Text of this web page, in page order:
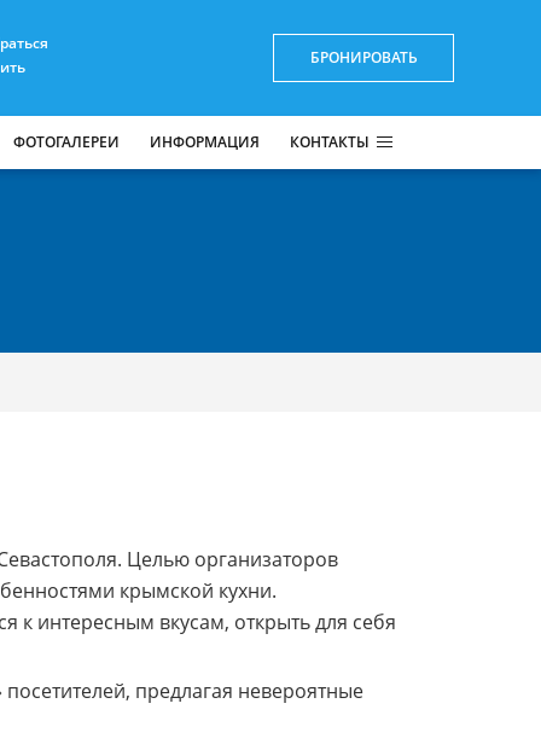
БРОНИРОВАТЬ
ФОТОГАЛЕРЕИ ИНФОРМАЦИЯ КОНТАКТЫ
Целью организаторов
крымской кухни.
к интересным вкусам, открыть для себя
предлагая невероятные